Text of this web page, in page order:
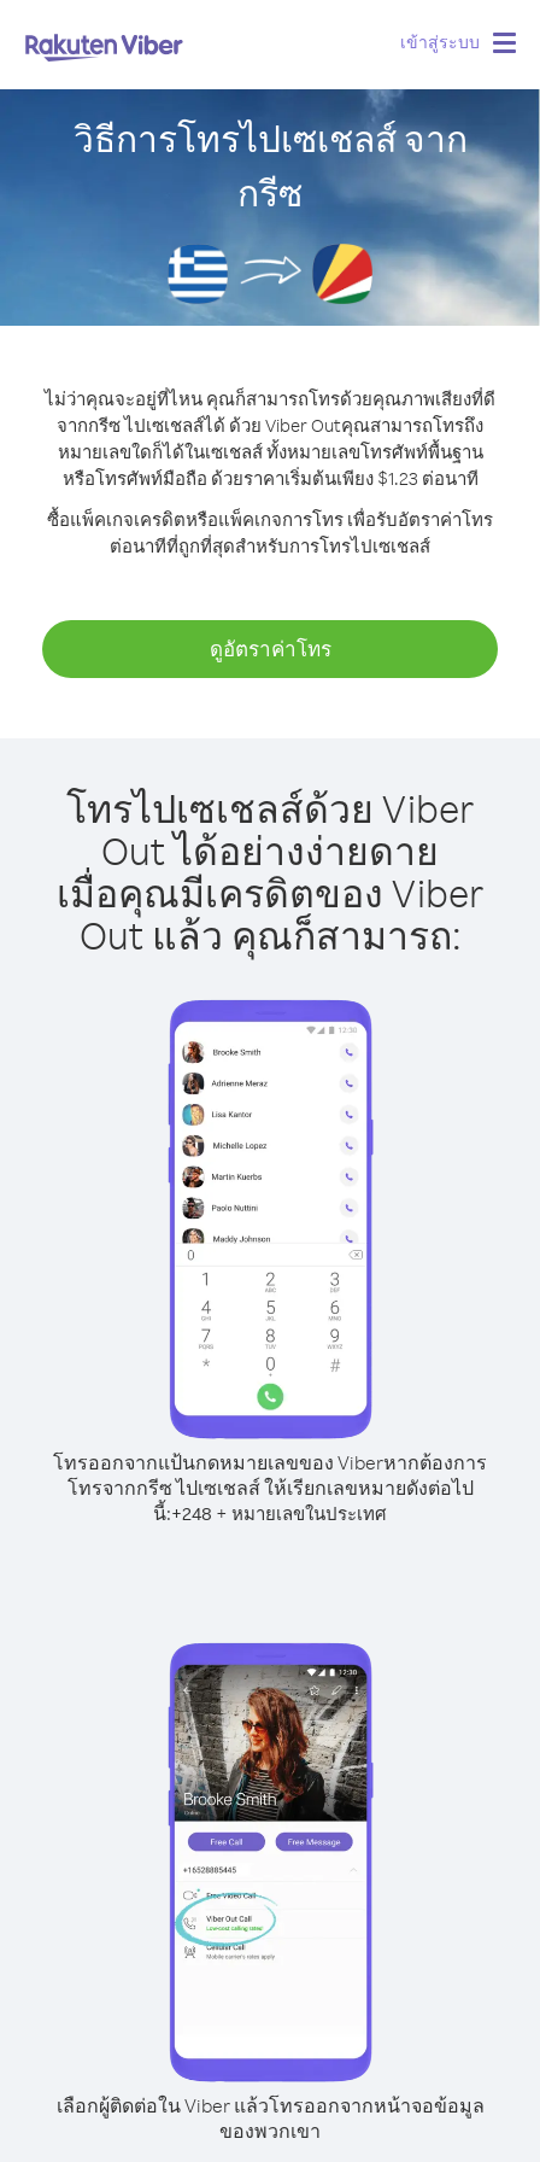
เข้าสู่ระบบ
วิธีการโทรไปเซเชลส์ จาก
กรีซ
ไม่ว่าคุณจะอยู่ที่ไหน คุณก็สามารถโทรด้วยคุณภาพเสียงที่ดี
จากกรีซ ไปเซเชลส์ได้ ด้วย Viber Outคุณสามารถโทรถึง
หมายเลขใดก็ได้ในเซเชลส์ ทั้งหมายเลขโทรศัพท์พื้นฐาน
หรือโทรศัพท์มือถือ ด้วยราคาเริ่มต้นเพียง $1.23 ต่อนาที
ซื้อแพ็คเกจเครดิตหรือแพ็คเกจการโทร เพื่อรับอัตราค่าโทร
ต่อนาทีที่ถูกที่สุดสำหรับการโทรไปเซเชลส์
ดูอัตราค่าโทร
โทรไปเซเชลส์ด้วย Viber
Out ได้อย่างง่ายดาย
เมื่อคุณมีเครดิตของ Viber
Out แล้ว คุณก็สามารถ:
โทรออกจากแป้นกดหมายเลขของ Viberหากต้องการ
โทรจากกรีซ ไปเซเชลส์ ให้เรียกเลขหมายดังต่อไป
นี้:+248 + หมายเลขในประเทศ
เลือกผู้ติดต่อใน Viber แล้วโทรออกจากหน้าจอข้อมูล
ของพวกเขา